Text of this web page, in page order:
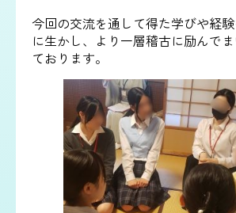
今回の交流を通して得た学びや経
に生かし、より一層稽古に励んで
ております。